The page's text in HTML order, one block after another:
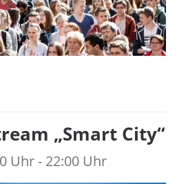
„Smart City“
Uhr - 22:00 Uhr